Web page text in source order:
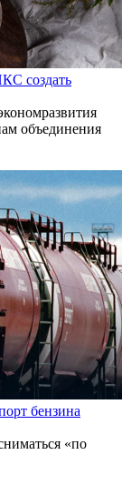
создать
объединения
бензина
«по